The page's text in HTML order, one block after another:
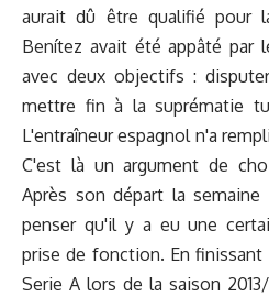
aurait dû être qualifié pour
Benítez avait été appâté par
avec deux objectifs :
mettre fin à la suprématie
L'entraîneur espagnol n'a
C'est là un argument de
Après son départ la
penser qu'il y a eu une
prise de fonction. En
Serie A lors de la saison